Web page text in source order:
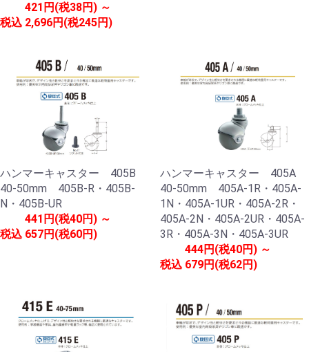
税込
421円(税38円) ～
2,696円(税245円)
ハンマーキャスター 405B
40-50mm 405B-R・405B-
N・405B-UR
税込
441円(税40円) ～
657円(税60円)
ハンマーキャスター 405A
40-50mm 405A-1R・405A-
1N・405A-1UR・405A-2R・
405A-2N・405A-2UR・405A-
3R・405A-3N・405A-3UR
税込
444円(税40円) ～
679円(税62円)